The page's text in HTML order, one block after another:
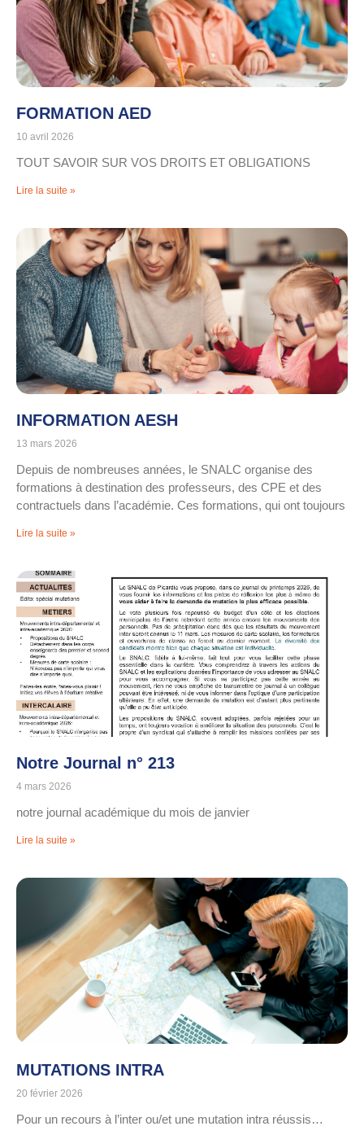
FORMATION AED
10 avril 2026
TOUT SAVOIR SUR VOS DROITS ET OBLIGATIONS
Lire la suite »
INFORMATION AESH
13 mars 2026
Depuis de nombreuses années, le SNALC organise des
formations à destination des professeurs, des CPE et des
contractuels dans l’académie. Ces formations, qui ont toujours
Lire la suite »
Notre Journal n° 213
4 mars 2026
notre journal académique du mois de janvier
Lire la suite »
MUTATIONS INTRA
20 février 2026
Pour un recours à l’inter ou/et une mutation intra réussis…